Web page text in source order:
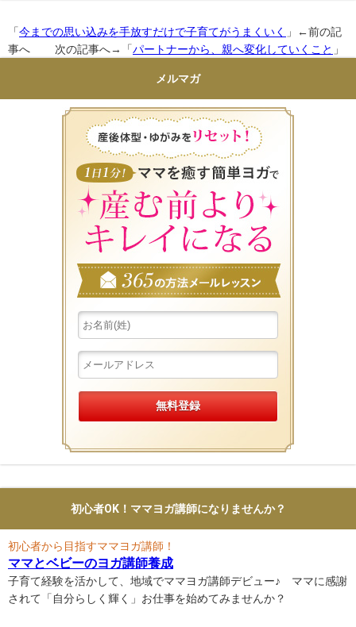
「今までの思い込みを手放すだけで子育てがうまくいく
」←前の記
事へ 次の記事へ→「パートナーから、親へ変化していくこと 」
メルマガ
初心者OK！ママヨガ講師になりませんか？
初心者から目指すママヨガ講師！
ママとベビーのヨガ講師養成
子育て経験を活かして、地域でママヨガ講師デビュー♪ ママに感謝
されて「自分らしく輝く」お仕事を始めてみませんか？